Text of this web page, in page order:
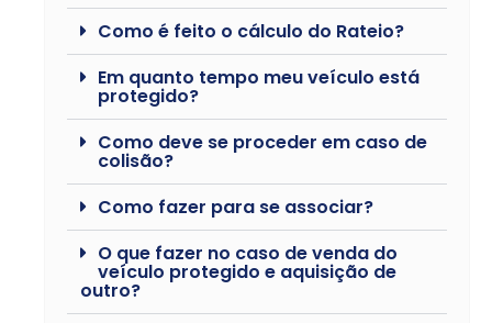
Como é feito o cálculo do Rateio?
Em quanto tempo meu veículo está
protegido?
Como deve se proceder em caso de
colisão?
Como fazer para se associar?
O que fazer no caso de venda do
veículo protegido e aquisição de
outro?